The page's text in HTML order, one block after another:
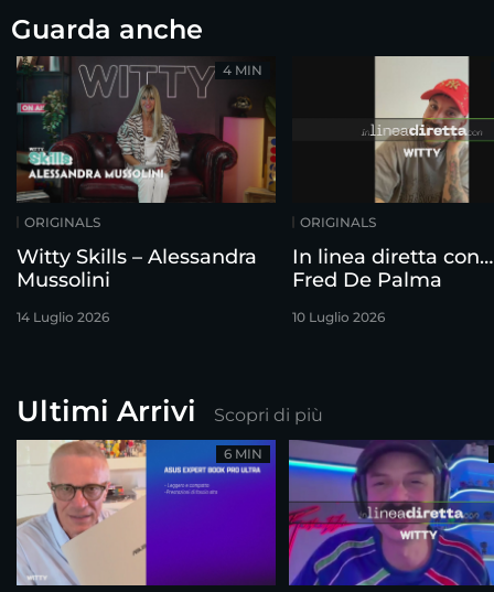
Guarda anche
ORIGINALS
Witty Skills – Alessandra
Mussolini
14 Luglio 2026
4 MIN
ORIGINALS
In linea diretta con…
Fred De Palma
10 Luglio 2026
Ultimi Arrivi Scopri di più
6 MIN